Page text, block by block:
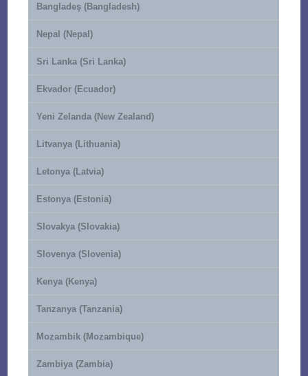
Bangladeş (Bangladesh)
Nepal (Nepal)
Sri Lanka (Sri Lanka)
Ekvador (Ecuador)
Yeni Zelanda (New Zealand)
Litvanya (Lithuania)
Letonya (Latvia)
Estonya (Estonia)
Slovakya (Slovakia)
Slovenya (Slovenia)
Kenya (Kenya)
Tanzanya (Tanzania)
Mozambik (Mozambique)
Zambiya (Zambia)